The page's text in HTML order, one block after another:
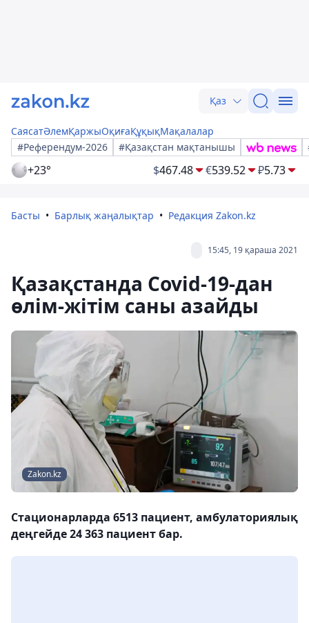
Қаз
СаясатӘлемҚаржыОқиғаҚұқықМақалалар
#Референдум-2026
#Қазақстан мақтанышы
+23° $467.48 €539.52 ₽5.73
Басты Барлық жаңалықтар Редакция Zakon.kz
15:45, 19 қараша 2021
Қазақстанда Covid-19-дан
өлім-жітім саны азайды
Zakon.kz
Стационарларда 6513 пациент, амбулаториялық
деңгейде 24 363 пациент бар.